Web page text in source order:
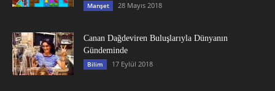
Manşet 28 Mayıs 2018
Canan Dağdeviren Buluşlarıyla Dünyanın
Gündeminde
Bilim 17 Eylül 2018